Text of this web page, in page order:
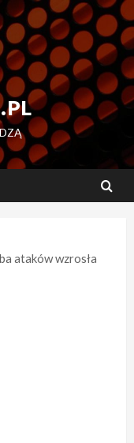
ataków wzrosła